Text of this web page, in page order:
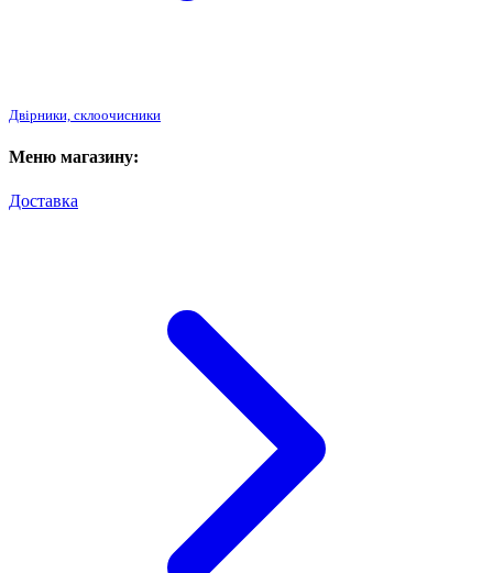
Двірники, склоочисники
Меню магазину:
Доставка